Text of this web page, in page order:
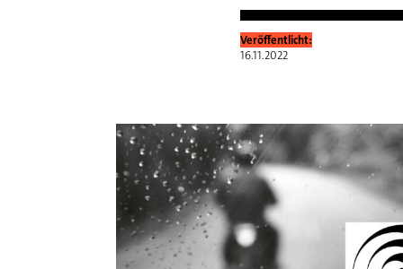
Veröffentlicht:
16.11.2022